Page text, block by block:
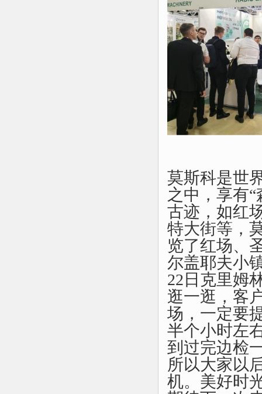
莫斯科是世
之中，享有“
古迹，如红
特大街等，
览了红场、
尔盖耶夫小
22日克里姆
逛一逛，客
场，一定要
半个小时左
到过完边检
所以大家以
机。美好时